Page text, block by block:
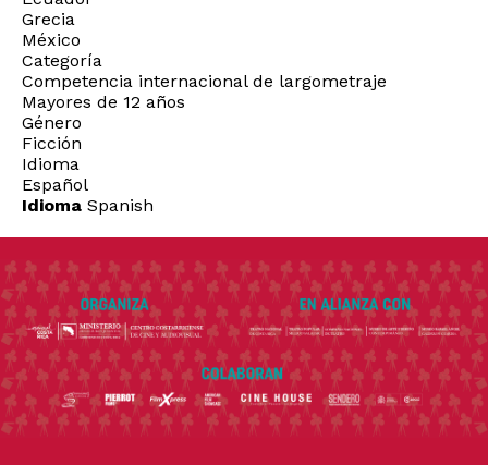
Grecia
México
Categoría
Competencia internacional de largometraje
Mayores de 12 años
Género
Ficción
Idioma
Español
Idioma Spanish